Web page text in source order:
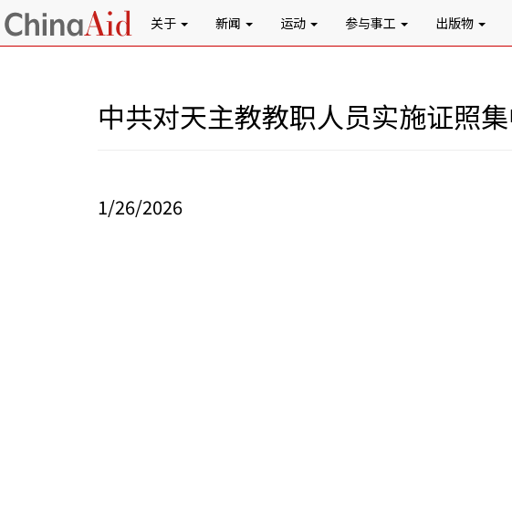
关于 新闻 运动 参与事工 出版物
中共对天主教教职人员实施证照
1/26/2026